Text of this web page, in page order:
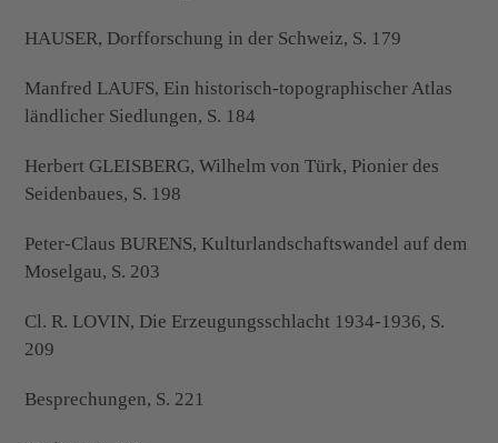
HAUSER, Dorfforschung in der Schweiz, S. 179
Manfred LAUFS, Ein historisch-topographischer Atlas
ländlicher Siedlungen, S. 184
Herbert GLEISBERG, Wilhelm von Türk, Pionier des
Seidenbaues, S. 198
Peter-Claus BURENS, Kulturlandschaftswandel auf dem
Moselgau, S. 203
Cl. R. LOVIN, Die Erzeugungsschlacht 1934-1936, S.
209
Besprechungen, S. 221